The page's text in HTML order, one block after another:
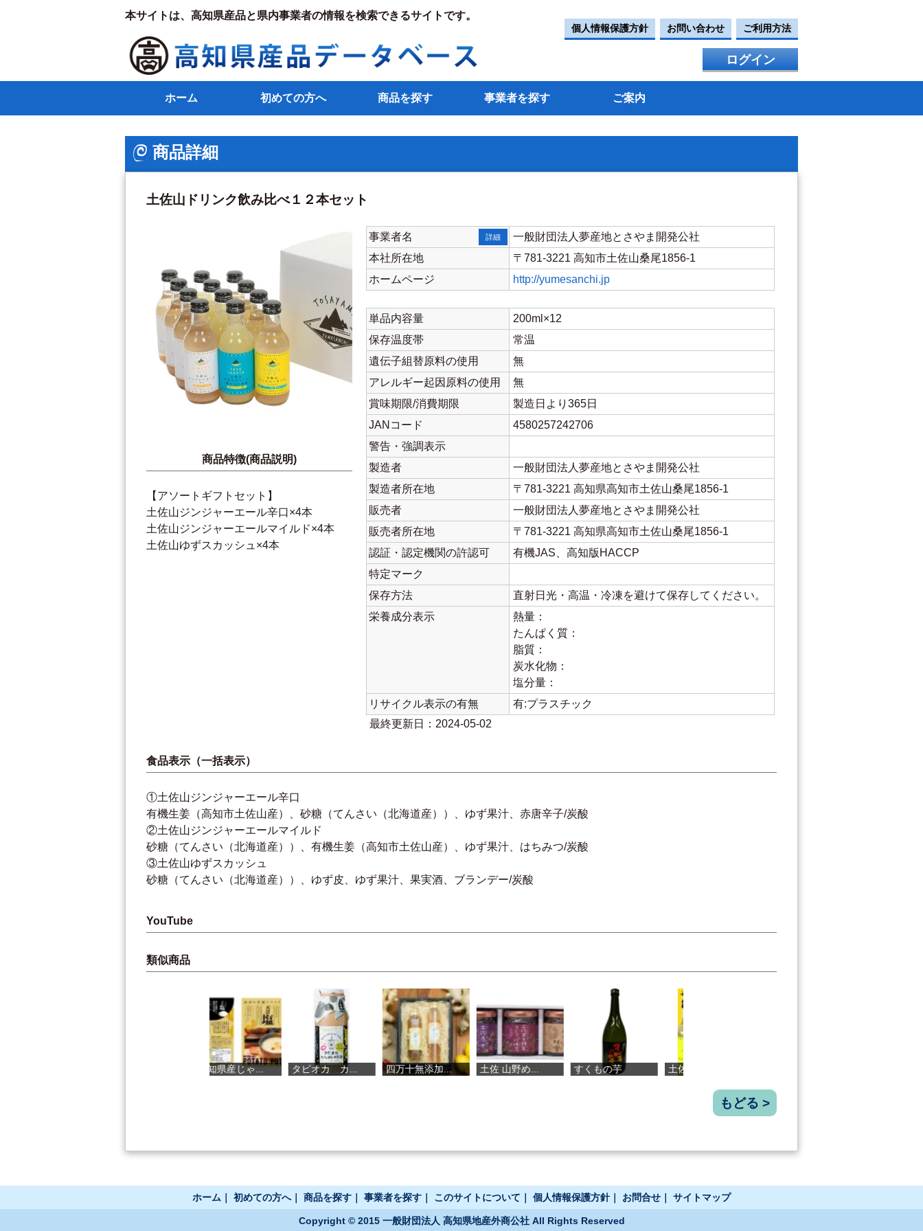
本サイトは、高知県産品と県内事業者の情報を検索できるサイトです。
個人情報保護方針 お問い合わせ ご利用方法
ログイン
ホーム 初めての方へ 商品を探す 事業者を探す ご案内
商品詳細
土佐山ドリンク飲み比べ１２本セット
商品特徴(商品説明)
【アソートギフトセット】
土佐山ジンジャーエール辛口×4本
土佐山ジンジャーエールマイルド×4本
土佐山ゆずスカッシュ×4本
事業者名 詳細
一般財団法人夢産地とさやま開発公社
本社所在地
〒781-3221 高知市土佐山桑尾1856-1
ホームページ
http://yumesanchi.jp
単品内容量
200ml×12
保存温度帯
常温
遺伝子組替原料の使用
無
アレルギー起因原料の使用
無
賞味期限/消費期限
製造日より365日
JANコード
4580257242706
警告・強調表示
製造者
一般財団法人夢産地とさやま開発公社
製造者所在地
〒781-3221 高知県高知市土佐山桑尾1856-1
販売者
一般財団法人夢産地とさやま開発公社
販売者所在地
〒781-3221 高知県高知市土佐山桑尾1856-1
認証・認定機関の許認可
有機JAS、高知版HACCP
特定マーク
保存方法
直射日光・高温・冷凍を避けて保存してください。
栄養成分表示
熱量：
たんぱく質：
脂質：
炭水化物：
塩分量：
リサイクル表示の有無
有:プラスチック
最終更新日：2024-05-02
食品表示（一括表示）
①土佐山ジンジャーエール辛口
有機生姜（高知市土佐山産）、砂糖（てんさい（北海道産））、ゆず果汁、赤唐辛子/炭酸
②土佐山ジンジャーエールマイルド
砂糖（てんさい（北海道産））、有機生姜（高知市土佐山産）、ゆず果汁、はちみつ/炭酸
③土佐山ゆずスカッシュ
砂糖（てんさい（北海道産））、ゆず皮、ゆず果汁、果実酒、ブランデー/炭酸
YouTube
類似商品
四万十無添加... 土佐 山野め... すくもの芋 土佐山ジンジ...
タピオカ カ...
もどる >
ホーム 初めての方へ｜ 商品を探す 事業者を探す このサイトについて 個人情報保護方針｜ お問合せ サイトマップ
Copyright © 2015 一般財団法人 高知県地産外商公社 All Rights Reserved